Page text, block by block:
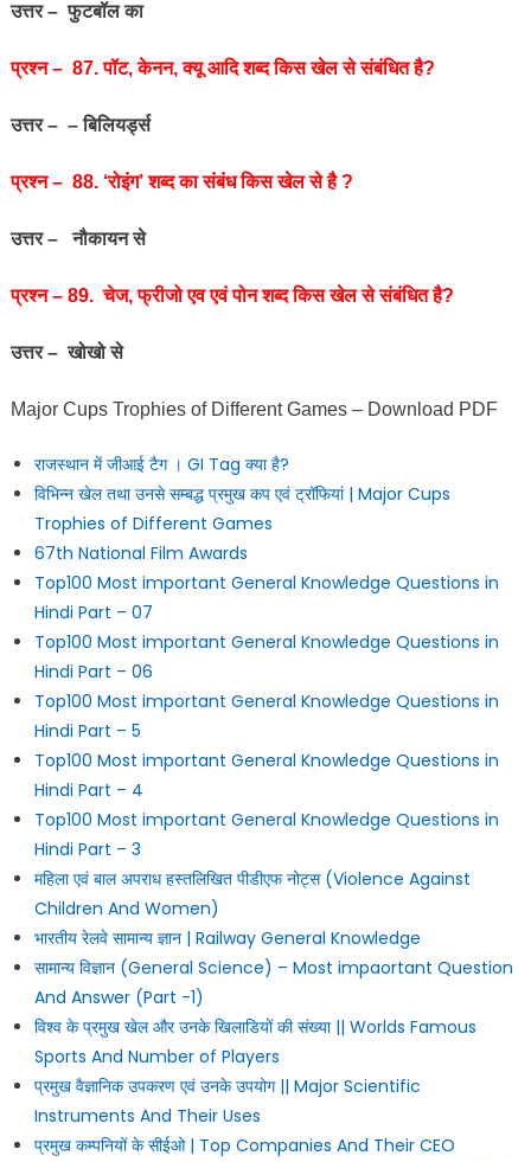
उत्तर – फुटबॉल का
प्रश्‍न – 87. पॉट, केनन, क्यू आदि शब्द किस खेल से संबंधित है?
उत्तर – – बिलियर्ड्स
प्रश्‍न – 88. ‘रोइंग’ शब्द का संबंध किस खेल से है ?
उत्तर – नौकायन से
प्रश्‍न – 89. चेज, फ्रीजो एव एवं पोन शब्द किस खेल से संबंधित है?
उत्तर – खोखो से
Major Cups Trophies of Different Games – Download PDF
राजस्थान में जीआई टैग । GI Tag क्या है?
विभिन्न खेल तथा उनसे सम्बद्ध प्रमुख कप एवं ट्रॉफियां | Major Cups
Trophies of Different Games
67th National Film Awards
Top100 Most important General Knowledge Questions in
Hindi Part – 07
Top100 Most important General Knowledge Questions in
Hindi Part – 06
Top100 Most important General Knowledge Questions in
Hindi Part – 5
Top100 Most important General Knowledge Questions in
Hindi Part – 4
Top100 Most important General Knowledge Questions in
Hindi Part – 3
महिला एवं बाल अपराध हस्तलिखित पीडीएफ नोट्स (Violence Against
Children And Women)
भारतीय रेलवे सामान्य ज्ञान | Railway General Knowledge
सामान्य विज्ञान (General Science) – Most impaortant Question
And Answer (Part -1)
विश्व के प्रमुख खेल और उनके खिलाडियों की संख्या || Worlds Famous
Sports And Number of Players
प्रमुख वैज्ञानिक उपकरण एवं उनके उपयोग || Major Scientific
Instruments And Their Uses
प्रमुख कम्पनियों के सीईओ | Top Companies And Their CEO